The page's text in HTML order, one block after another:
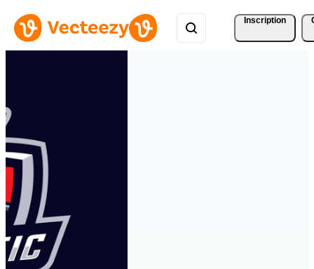
Inscription